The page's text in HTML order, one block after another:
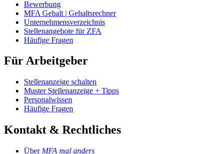
Bewerbung
MFA Gehalt | Gehaltsrechner
Unternehmensverzeichnis
Stellenangebote für ZFA
Häufige Fragen
Für Arbeitgeber
Stellenanzeige schalten
Muster Stellenanzeige + Tipps
Personalwissen
Häufige Fragen
Kontakt & Rechtliches
Über MFA mal anders